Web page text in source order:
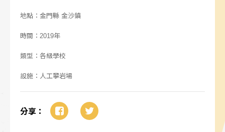
地點：金門縣 金沙鎮
時間：2019年
類型：各級學校
設施：人工攀岩場
分享：